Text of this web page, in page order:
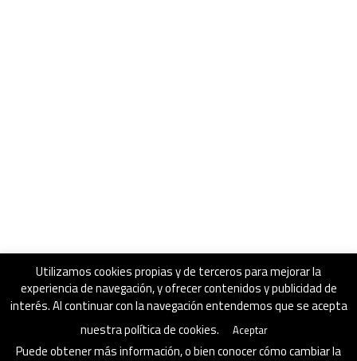
Utilizamos cookies propias y de terceros para mejorar la
experiencia de navegación, y ofrecer contenidos y publicidad de
interés. Al continuar con la navegación entendemos que se acepta
nuestra política de cookies.
Aceptar
Puede obtener más información, o bien conocer cómo cambiar la